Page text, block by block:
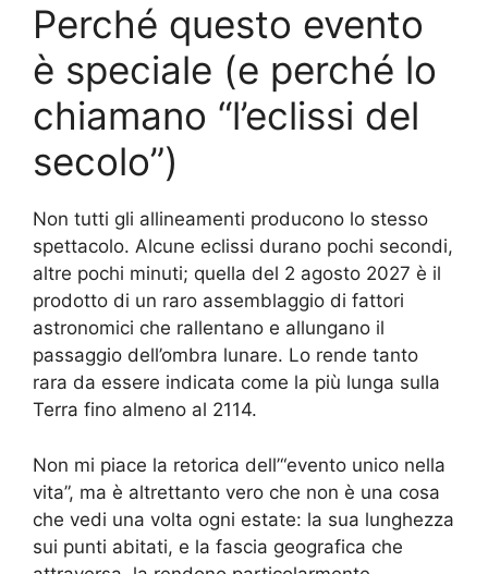
Perché questo evento
è speciale (e perché lo
chiamano “l’eclissi del
secolo”)
Non tutti gli allineamenti producono lo stesso
spettacolo. Alcune eclissi durano pochi secondi,
altre pochi minuti; quella del 2 agosto 2027 è il
prodotto di un raro assemblaggio di fattori
astronomici che rallentano e allungano il
passaggio dell’ombra lunare. Lo rende tanto
rara da essere indicata come la più lunga sulla
Terra fino almeno al 2114.
Non mi piace la retorica dell’“evento unico nella
vita”, ma è altrettanto vero che non è una cosa
che vedi una volta ogni estate: la sua lunghezza
sui punti abitati, e la fascia geografica che